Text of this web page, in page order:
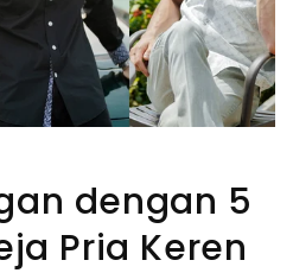
dengan 5
Pria Keren